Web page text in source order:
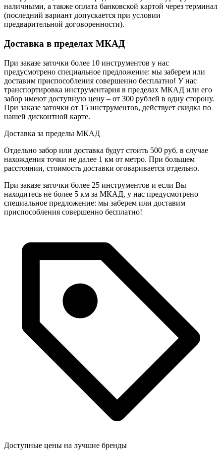
наличными, а также оплата банковской картой через терминал
(последний вариант допускается при условии
предварительной договоренности).
Доставка в пределах МКАД
При заказе заточки более 10 инструментов у нас
предусмотрено специальное предложение: мы заберем или
доставим приспособления совершенно бесплатно! У нас
транспортировка инструментария в пределах МКАД или его
забор имеют доступную цену – от 300 рублей в одну сторону.
При заказе заточки от 15 инструментов, действует скидка по
нашей дисконтной карте.
Доставка за пределы МКАД
Отдельно забор или доставка будут стоить 500 руб. в случае
нахождения точки не далее 1 км от метро. При большем
расстоянии, стоимость доставки оговаривается отдельно.
При заказе заточки более 25 инструментов и если Вы
находитесь не более 5 км за МКАД, у нас предусмотрено
специальное предложение: мы заберем или доставим
приспособления совершенно бесплатно!
Доступные цены на лучшие бренды